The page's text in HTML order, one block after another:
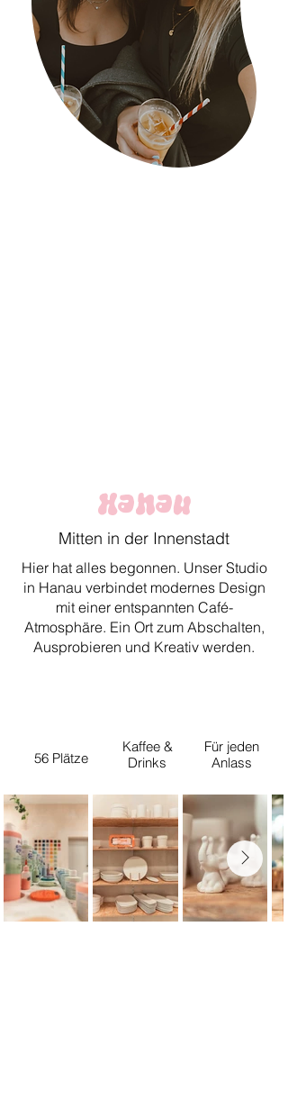
Hanau
Mitten in der Innenstadt
Hier hat alles begonnen. Unser Studio
in Hanau verbindet modernes Design
mit einer entspannten Café-
Atmosphäre. Ein Ort zum Abschalten,
Ausprobieren und Kreativ werden.
56 Plätze
Kaffee &
Drinks
Für jeden
Anlass